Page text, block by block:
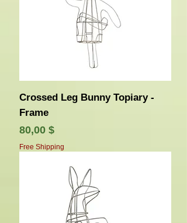
Crossed Leg Bunny Topiary -
Frame
Τιμή
80,00 $
Free Shipping